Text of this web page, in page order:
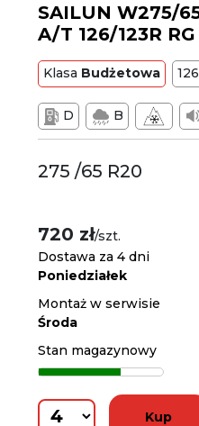
SAILUN W275/
A/T 126/123R RG
Klasa Budżetowa 126
D B
275 /65 R20
720 zł/szt.
Dostawa za 4 dni
Poniedziałek
Montaż w serwisie
Środa
Stan magazynowy
Kup